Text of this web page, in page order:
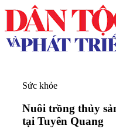
Sức khỏe
Nuôi trồng thủy
tại Tuyên Quang